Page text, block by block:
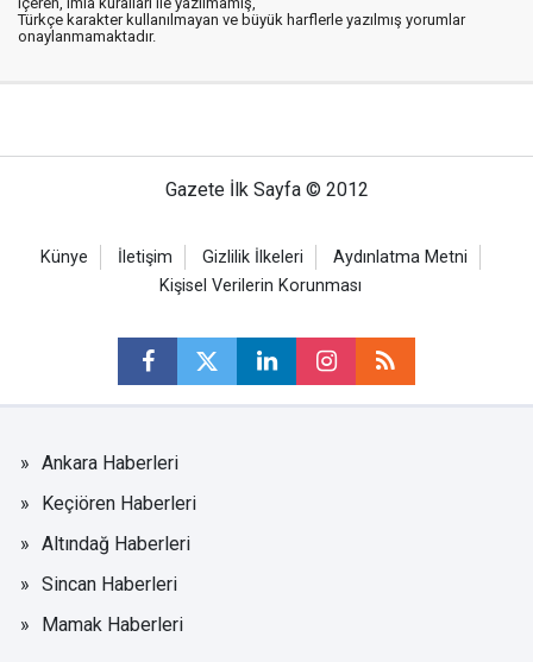
Türkçe karakter kullanılmayan ve büyük harflerle yazılmış yorumlar
onaylanmamaktadır.
Gazete İlk Sayfa © 2012
Künye İletişim Gizlilik İlkeleri
Aydınlatma Metni
Kişisel Verilerin Korunması
Ankara Haberleri
Keçiören Haberleri
Altındağ Haberleri
Sincan Haberleri
Mamak Haberleri